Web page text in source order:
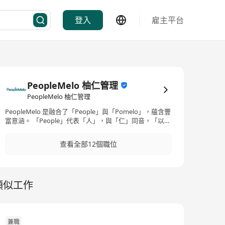
登入 雇主平台
PeopleMelo 柚仁管理
PeopleMelo 柚仁管理
PeopleMelo 是融合了「People」與「Pomelo」，蘊含豐
富意涵。 「People」代表「人」，與「仁」同音，「以仁
和諧關係，強調「二人」共贏的理念。
查看全部12個職位
似工作
兼職